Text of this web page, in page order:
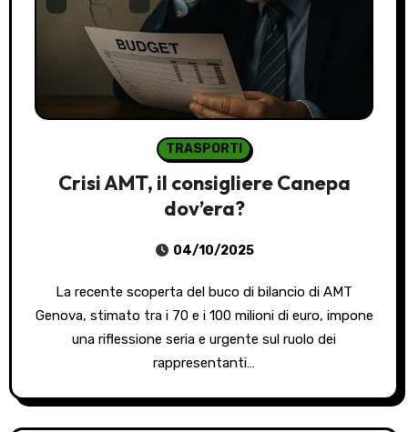
TRASPORTI
Crisi AMT, il consigliere Canepa
dov’era?
04/10/2025
La recente scoperta del buco di bilancio di AMT
Genova, stimato tra i 70 e i 100 milioni di euro, impone
una riflessione seria e urgente sul ruolo dei
rappresentanti…